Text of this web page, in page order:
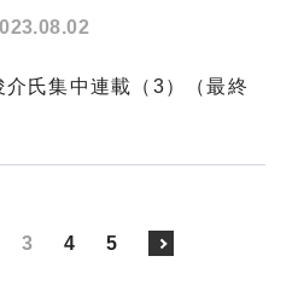
氏集中連載（3）（最終
3 4 5